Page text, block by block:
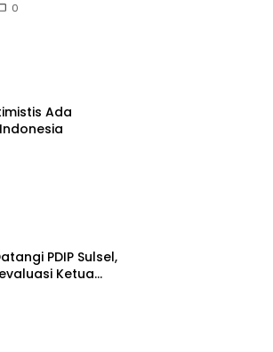
0
Ada
PDIP Sulsel,
Ketua